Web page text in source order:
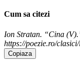
Cum sa citezi
Ion Stratan. “Cina
https://poezie.ro/
Copiaza